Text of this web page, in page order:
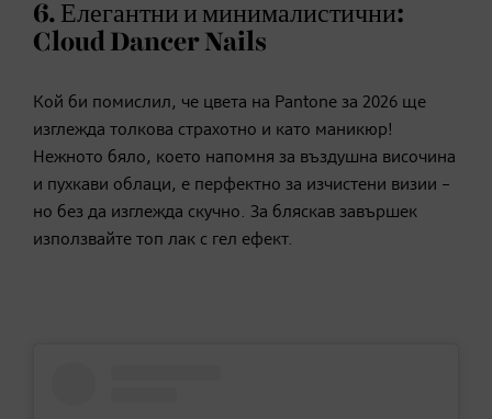
6. Елегантни и минималистични:
Cloud Dancer Nails
Кой би помислил, че цвета на Pantone за 2026 ще
изглежда толкова страхотно и като маникюр!
Нежното бяло, което напомня за въздушна височина
и пухкави облаци, е перфектно за изчистени визии –
но без да изглежда скучно. За бляскав завършек
използвайте топ лак с гел ефект.